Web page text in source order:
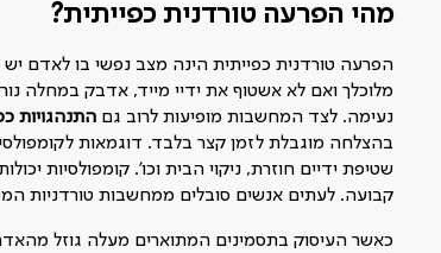
מהי הפרעה טורדנית כפייתית?
הפרעה טורדנית כפייתית הינה מצב נפשי בו לאדם יש
מלוכלך ואם לא אשטוף את ידיי מייד, אדבק במחלה
נעימה. לצד המחשבות מופיעות לרוב גם התנהגויות
בהצלחה מוגבלת לזמן קצר בלבד. דוגמאות
שטיפת ידיים חוזרת, ניקוי הבית וכו'. קומפולסיות
קבועה. לעתים אנשים סובלים ממחשבות טורדניות
כאשר העיסוק בתסמינים המתוארים מעלה גוזל